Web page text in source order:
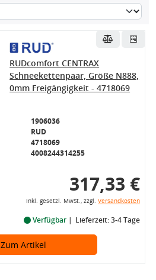
RUDcomfort CENTRAX
Schneekettenpaar, Größe N888,
0mm Freigängigkeit - 4718069
1906036
RUD
4718069
4008244314255
317,33 €
inkl. gesetzl. MwSt., zzgl. Versandkosten
Verfügbar Lieferzeit: 3-4 Tage
Zum Artikel